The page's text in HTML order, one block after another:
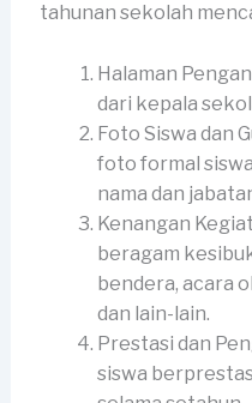
tahunan sekolah
Halaman
dari kepala
Foto Siswa dan
foto formal
nama dan
Kenangan
beragam
bendera, acara
dan lain-lain.
Prestasi dan
siswa